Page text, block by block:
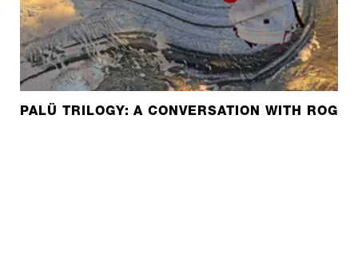
PALÜ TRILOGY: A CONVERSATION WITH